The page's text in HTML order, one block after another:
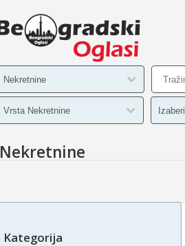
Nekretnine
Kategorija